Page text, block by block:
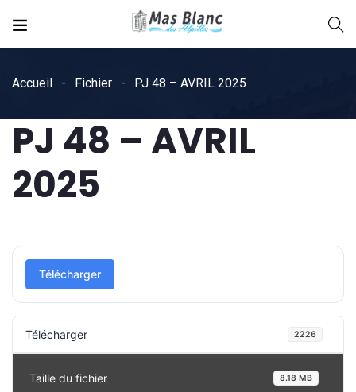
Accueil Fichier PJ 48 – AVRIL 2025
PJ 48 – AVRIL
2025
Télécharger
Télécharger 2226
Taille du fichier 8.18 MB